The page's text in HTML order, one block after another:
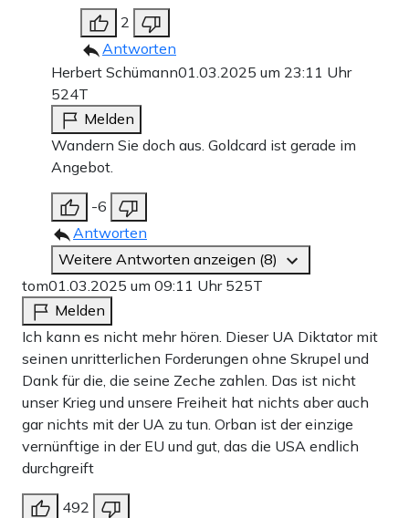
2
Antworten
Herbert Schümann01.03.2025 um 23:11 Uhr
524T
Melden
Wandern Sie doch aus. Goldcard ist gerade im
Angebot.
-6
Antworten
Weitere Antworten anzeigen (8)
tom01.03.2025 um 09:11 Uhr 525T
Melden
Ich kann es nicht mehr hören. Dieser UA Diktator mit
seinen unritterlichen Forderungen ohne Skrupel und
Dank für die, die seine Zeche zahlen. Das ist nicht
unser Krieg und unsere Freiheit hat nichts aber auch
gar nichts mit der UA zu tun. Orban ist der einzige
vernünftige in der EU und gut, das die USA endlich
durchgreift
492